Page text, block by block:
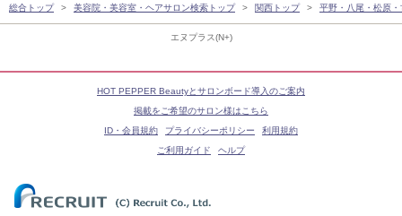
エヌプラス(N+)
総合トップ 美容院・美容室・ヘアサロン検索トップ 関西トップ 平野・八尾・松原
HOT PEPPER Beautyとサロンボード導入のご案内
掲載をご希望のサロン様はこちら
ID・会員規約
プライバシーポリシー
利用規約
ご利用ガイド
ヘルプ